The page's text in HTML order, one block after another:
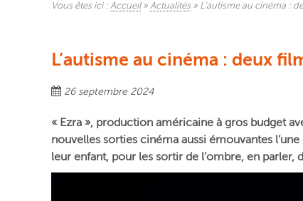
Vous êtes ici : Accueil» Actualités » L’autisme au cinéma :
L’autisme au cinéma : deux
26 septembre 2024
« Ezra », production américaine à gros budget
nouvelles sorties cinéma aussi émouvantes
leur enfant, pour les sortir de l’ombre, en parler,